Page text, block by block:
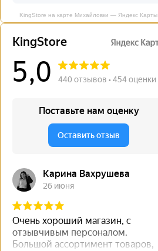
KingStore на карте Михайловки — Яндекс Карты
←